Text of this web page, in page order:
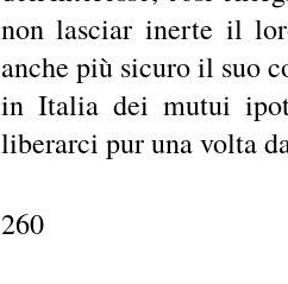
non lasciar inerte il
anche più sicuro il suo
in Italia dei mutui
liberarci pur una volta
260